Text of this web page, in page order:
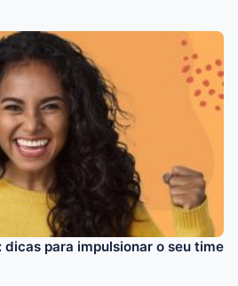
dicas para impulsionar o seu time